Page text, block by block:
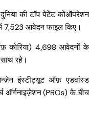
की टॉप पेटेंट कोऑपरेशन
7,523 आवेदन फाइल किए।
कोरिया) 4,698 आवेदनों के
रहे।
इंस्टीट्यूट ऑफ़ एडवांस्ड
ऑर्गनाइज़ेशन (PROs) के बीच